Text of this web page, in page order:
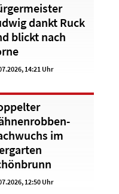
dankt Ruck
blickt nach
14:21 Uhr
im
12:50 Uhr